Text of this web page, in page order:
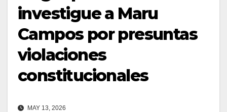
investigue a Maru
Campos por presuntas
violaciones
constitucionales
MAY 13, 2026